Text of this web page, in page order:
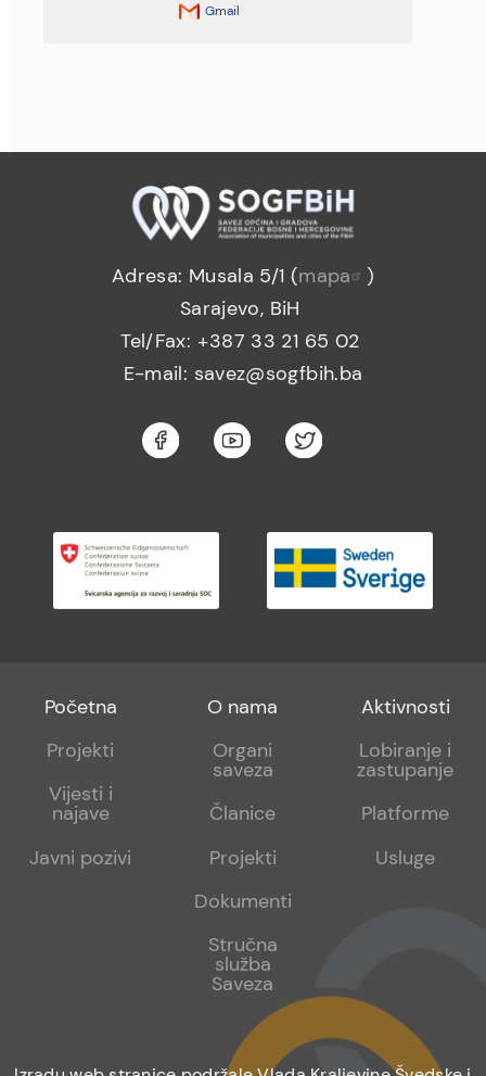
Gmail
Adresa: Musala 5/1 (mapa
)
Sarajevo, BiH
Tel/Fax: +387 33 21 65 02
E-mail: savez@sogfbih.ba
Footer
menu
Početna
Projekti
Vijesti i
najave
Javni pozivi
Footer
sub
O nama
Organi
saveza
Članice
Projekti
Dokumenti
Stručna
služba
Saveza
Footer
sub
Aktivnosti
Lobiranje i
zastupanje
Platforme
Usluge